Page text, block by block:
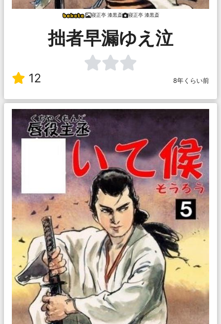
寝正亭 漆黒斎 寝正亭 漆黒斎
拙者早漏ゆえ泣
12 8年くらい前